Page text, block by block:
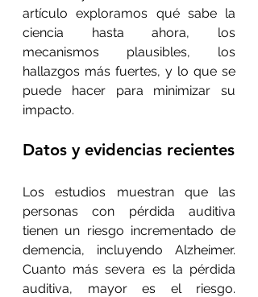
artículo exploramos qué sabe la
ciencia hasta ahora, los
mecanismos plausibles, los
hallazgos más fuertes, y lo que se
puede hacer para minimizar su
impacto.
Datos y evidencias recientes
Los estudios muestran que las
personas con pérdida auditiva
tienen un riesgo incrementado de
demencia, incluyendo Alzheimer.
Cuanto más severa es la pérdida
auditiva, mayor es el riesgo.